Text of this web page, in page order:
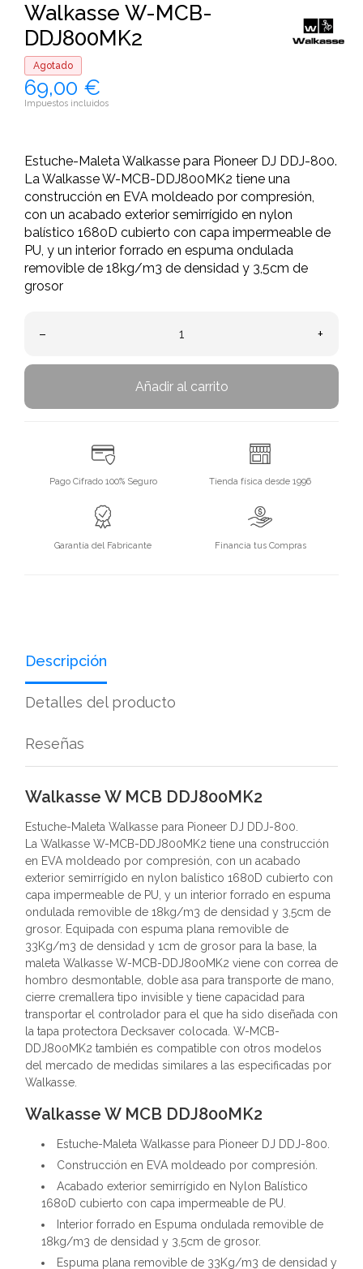
Walkasse W-MCB-
DDJ800MK2
Agotado
69,00 €
Impuestos incluidos
Estuche-Maleta Walkasse para Pioneer DJ DDJ-800.
La Walkasse W-MCB-DDJ800MK2 tiene una
construcción en EVA moldeado por compresión,
con un acabado exterior semirrígido en nylon
balístico 1680D cubierto con capa impermeable de
PU, y un interior forrado en espuma ondulada
removible de 18kg/m3 de densidad y 3,5cm de
grosor
– +
Añadir al carrito
Pago Cifrado 100% Seguro Tienda física desde 1996
Garantía del Fabricante Financia tus Compras
Descripción
Detalles del producto
Reseñas
Walkasse W MCB DDJ800MK2
Estuche-Maleta Walkasse para Pioneer DJ DDJ-800.
La Walkasse W-MCB-DDJ800MK2 tiene una construcción
en EVA moldeado por compresión, con un acabado
exterior semirrígido en nylon balístico 1680D cubierto con
capa impermeable de PU, y un interior forrado en espuma
ondulada removible de 18kg/m3 de densidad y 3,5cm de
grosor. Equipada con espuma plana removible de
33Kg/m3 de densidad y 1cm de grosor para la base, la
maleta Walkasse W-MCB-DDJ800MK2 viene con correa de
hombro desmontable, doble asa para transporte de mano,
cierre cremallera tipo invisible y tiene capacidad para
transportar el controlador para el que ha sido diseñada con
la tapa protectora Decksaver colocada. W-MCB-
DDJ800MK2 también es compatible con otros modelos
del mercado de medidas similares a las especificadas por
Walkasse.
Walkasse W MCB DDJ800MK2
Estuche-Maleta Walkasse para Pioneer DJ DDJ-800.
Construcción en EVA moldeado por compresión.
Acabado exterior semirrígido en Nylon Balístico
1680D cubierto con capa impermeable de PU.
Interior forrado en Espuma ondulada removible de
18kg/m3 de densidad y 3,5cm de grosor.
Espuma plana removible de 33Kg/m3 de densidad y